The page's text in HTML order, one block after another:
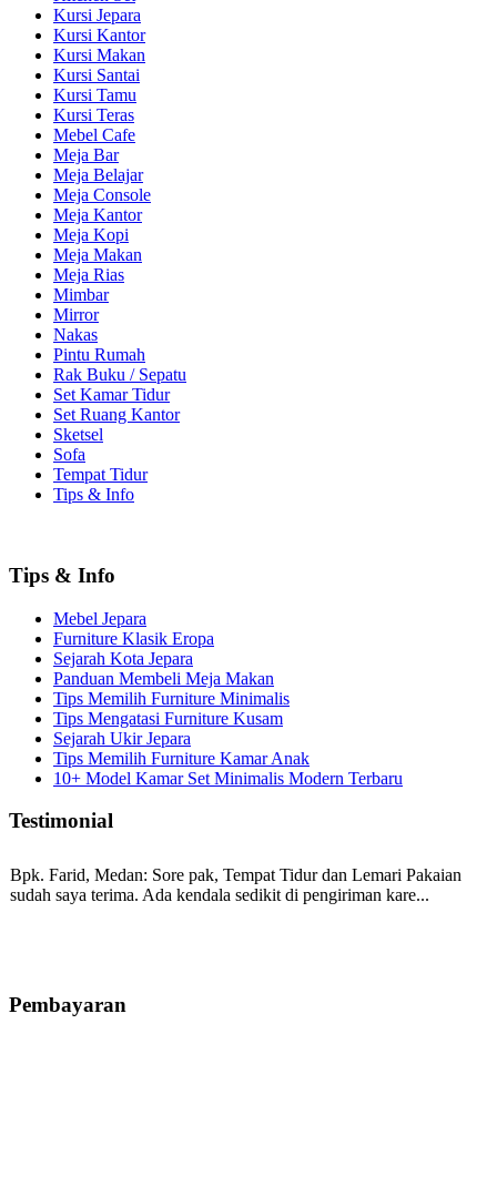
Kursi Jepara
Kursi Kantor
Kursi Makan
Kursi Santai
Kursi Tamu
Kursi Teras
Mebel Cafe
Meja Bar
Meja Belajar
Meja Console
Meja Kantor
Meja Kopi
Meja Makan
Meja Rias
Mimbar
Mirror
Nakas
Pintu Rumah
Rak Buku / Sepatu
Set Kamar Tidur
Set Ruang Kantor
Sketsel
Sofa
Tempat Tidur
Tips & Info
Tips & Info
Mebel Jepara
Furniture Klasik Eropa
Sejarah Kota Jepara
Panduan Membeli Meja Makan
Tips Memilih Furniture Minimalis
Tips Mengatasi Furniture Kusam
Sejarah Ukir Jepara
Tips Memilih Furniture Kamar Anak
10+ Model Kamar Set Minimalis Modern Terbaru
Testimonial
Bpk. Farid, Medan: Sore pak, Tempat Tidur dan Lemari Pakaian
sudah saya terima. Ada kendala sedikit di pengiriman kare...
bale2 dan kursi teras saya sudah saya terima dan p...
Pembayaran